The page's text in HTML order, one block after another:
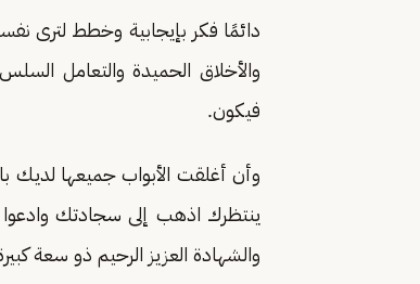
دائمًا فكر بإيجابية وخطط لترى
والأخلاق الحميدة والتعامل
فيكون.
وأن أغلقت الأبواب جميعها
ينتظرك اذهب إلى سجادتك وادعوا
والشهادة العزيز الرحيم ذو سعة